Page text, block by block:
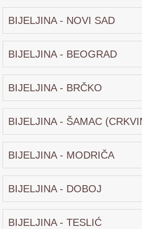
BIJELJINA - NOVI SAD
BIJELJINA - BEOGRAD
BIJELJINA - BRČKO
BIJELJINA - ŠAMAC
BIJELJINA - MODRIČA
BIJELJINA - DOBOJ
BIJELJINA - TESLIĆ